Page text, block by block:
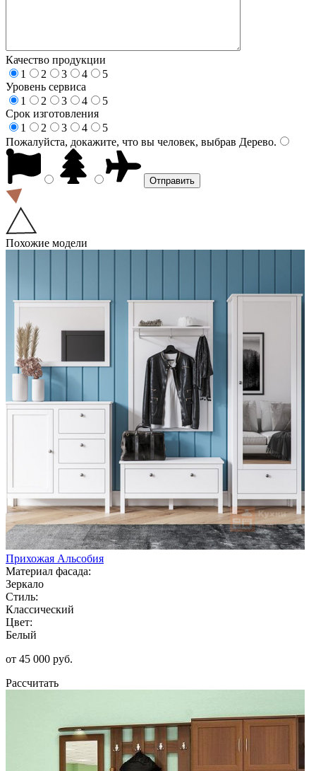
Качество продукции
1
2 3 4
5
Уровень сервиса
1
2 3 4
5
Срок изготовления
1
2 3 4
5
Пожалуйста, докажите, что вы человек, выбрав Дерево.
Похожие модели
Прихожая Альсобия
Материал фасада:
Зеркало
Стиль:
Классический
Цвет:
Белый
от 45 000 руб.
Рассчитать